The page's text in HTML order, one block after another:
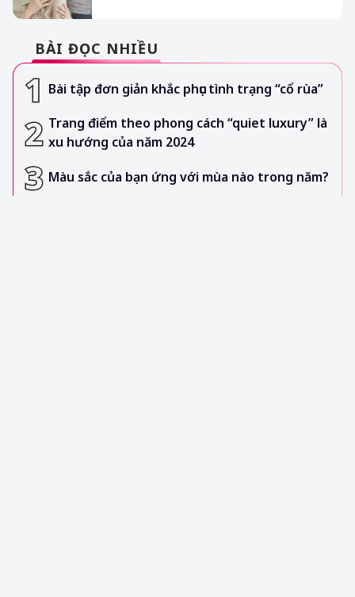
BÀI ĐỌC NHIỀU
Bài tập đơn giản khắc phục tình trạng “cổ rùa”
Trang điểm theo phong cách “quiet luxury” là
xu hướng của năm 2024
Màu sắc của bạn ứng với mùa nào trong năm?